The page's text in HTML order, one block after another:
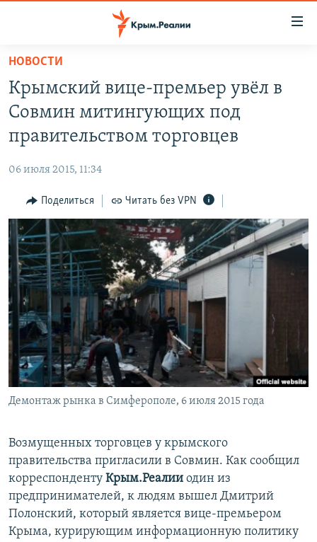
Вернуться
основному
содержанию
главной
Вернутся
поиску
СПЕЦПРОЕКТЫ
11 ЛЕТ ОККУПАЦИИ КРЫМА. 11 ИСТОРИЙ СОПРОТИВЛЕНИЯ
ЕЩЕ
ИНТЕРАКТИВ
ИНФОГРАФИКА
ТЕЛЕПРОЕКТ КРЫМ.РЕАЛИИ
СОВЕТЫ ПРАВОЗАЩИТНИКОВ
ПРОПАВШИЕ БЕЗ ВЕСТИ
ПОБЕДИТЕЛЕЙ НЕ СУДЯТ?
КРЫМ.НЕПОКОРЕННЫЙ
ELIFBE
УКРАИНСКАЯ ПРОБЛЕМА КРЫМА
РАДІО СВОБОДА
КАК ОБОЙТИ БЛОКИРОВКУ
Українською
Qırımtatar
ПРИСОЕДИНЯЙТЕСЬ!
НОВОСТИ
Крымский вице-премьер увёл в
Совмин митингующих под
правительством торговцев
06 июля 2015, 11:34
Поделиться Читать без VPN
Демонтаж рынка в Симферополе, 6 июля 2015 года
Возмущенных торговцев у крымского
правительства пригласили в Совмин. Как сообщил
корреспонденту Крым.Реалии один из
предпринимателей, к людям вышел Дмитрий
Полонский, который является вице-премьером
Крыма, курирующим информационную политику